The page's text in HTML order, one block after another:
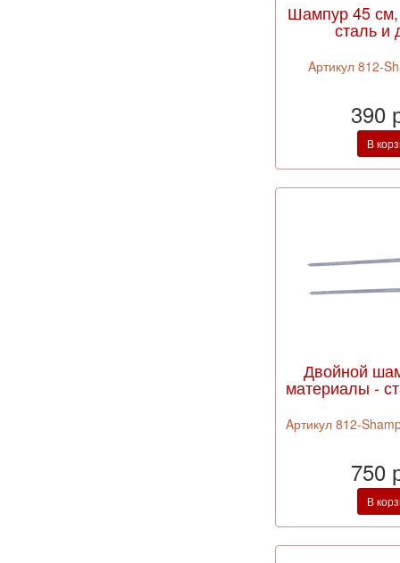
Шампур 45
сталь и
Aртикул 812-
390
В
Двойной
материалы -
Aртикул 812-
750
В